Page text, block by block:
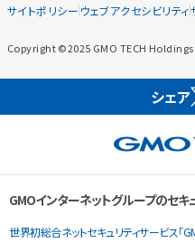
サイトポリシー ウェブアクセシビリティ
Copyright ©2025 GMO TECH
シェア
GMOインターネットグループのセキ
世界初総合ネットセキュリティサービス「